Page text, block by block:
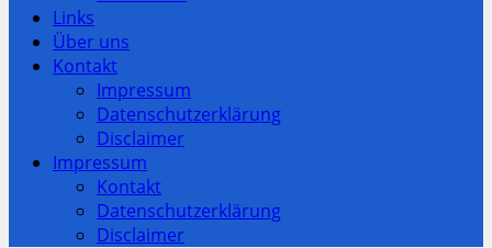
Links
Über uns
Kontakt
Impressum
Datenschutzerklärung
Disclaimer
Impressum
Kontakt
Datenschutzerklärung
Disclaimer